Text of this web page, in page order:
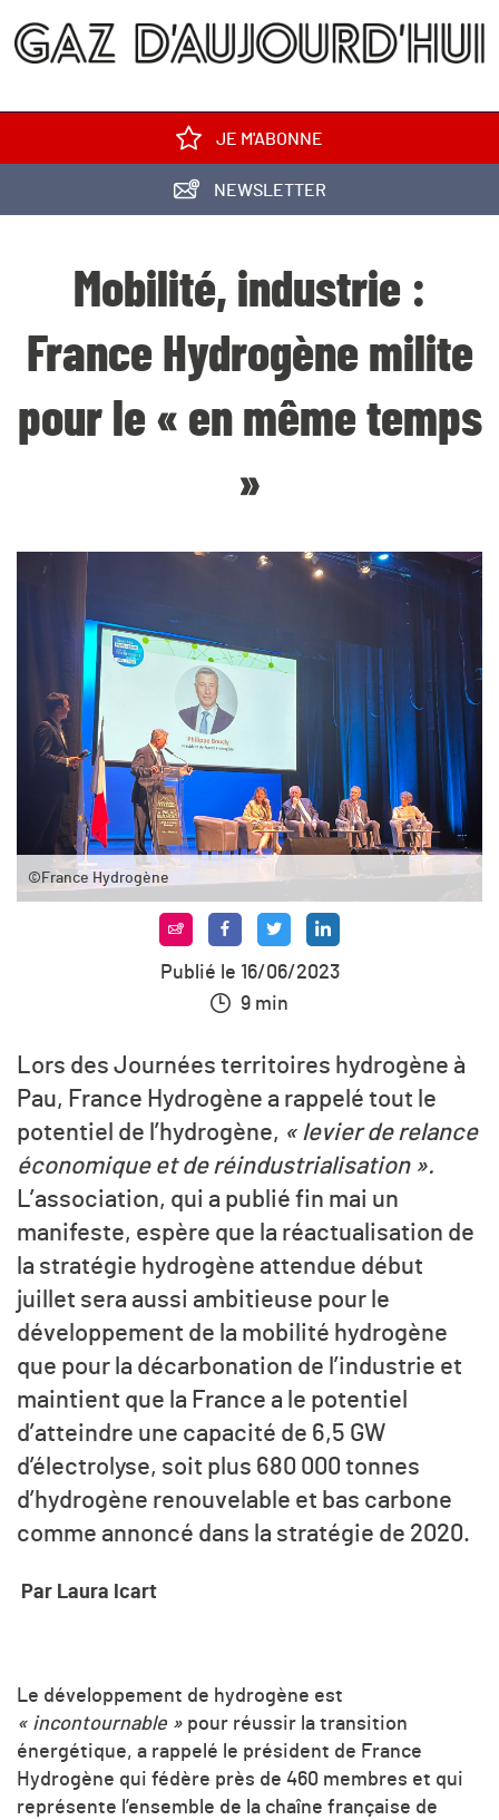
JE M'ABONNE
NEWSLETTER
Mobilité, industrie :
France Hydrogène milite
pour le « en même temps
»
©France Hydrogène
Publié le 16/06/2023
9 min
Lors des Journées territoires hydrogène à
Pau, France Hydrogène a rappelé tout le
potentiel de l’hydrogène, « levier de relance
économique et de réindustrialisation ».
L’association, qui a publié fin mai un
manifeste, espère que la réactualisation de
la stratégie hydrogène attendue début
juillet sera aussi ambitieuse pour le
développement de la mobilité hydrogène
que pour la décarbonation de l’industrie et
maintient que la France a le potentiel
d’atteindre une capacité de 6,5 GW
d’électrolyse, soit plus 680 000 tonnes
d’hydrogène renouvelable et bas carbone
comme annoncé dans la stratégie de 2020.
Par Laura Icart
Le développement de hydrogène est
« incontournable » pour réussir la transition
énergétique, a rappelé le président de France
Hydrogène qui fédère près de 460 membres et qui
représente l’ensemble de la chaîne française de